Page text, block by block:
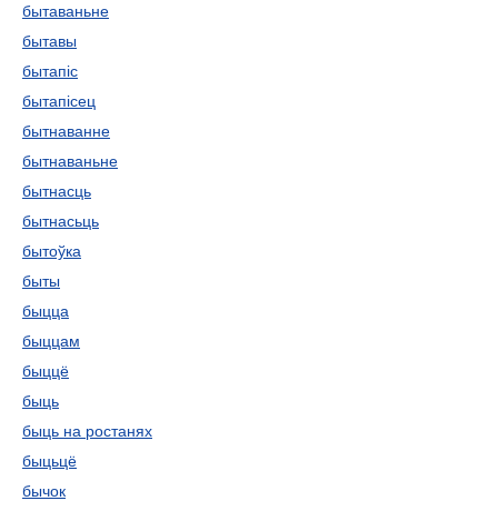
бытаваньне
бытавы
бытапіс
бытапісец
бытнаванне
бытнаваньне
бытнасць
бытнасьць
бытоўка
быты
быцца
быццам
быццё
быць
быць на ростанях
быцьцё
бычок